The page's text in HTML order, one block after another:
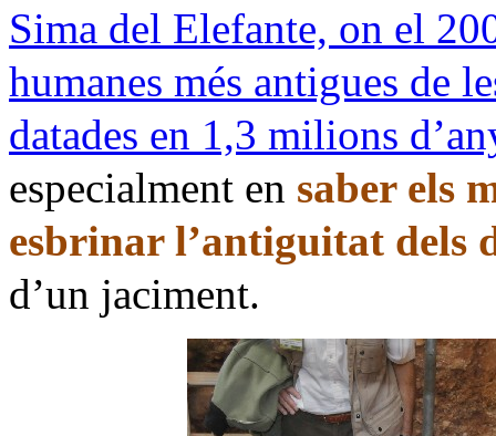
Sima del Elefante, on el
humanes més antigues de
datades en 1,3 milions
especialment en saber els
esbrinar l’antiguitat dels
d’un jaciment.